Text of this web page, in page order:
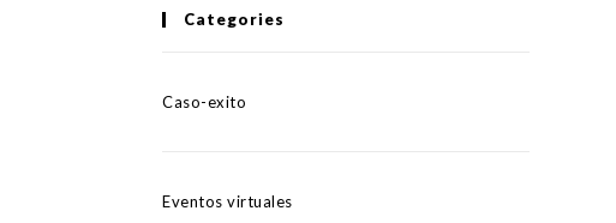
Categories
Caso-exito
Eventos virtuales